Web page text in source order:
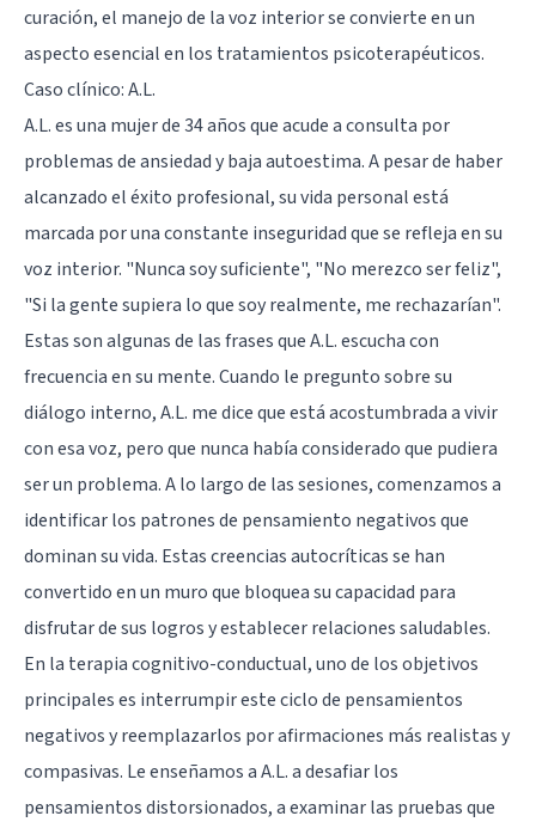
curación, el manejo de la voz interior se convierte en un
aspecto esencial en los tratamientos psicoterapéuticos.
Caso clínico: A.L.
A.L. es una mujer de 34 años que acude a consulta por
problemas de ansiedad y baja autoestima. A pesar de haber
alcanzado el éxito profesional, su vida personal está
marcada por una constante inseguridad que se refleja en su
voz interior. "Nunca soy suficiente", "No merezco ser feliz",
"Si la gente supiera lo que soy realmente, me rechazarían".
Estas son algunas de las frases que A.L. escucha con
frecuencia en su mente. Cuando le pregunto sobre su
diálogo interno, A.L. me dice que está acostumbrada a vivir
con esa voz, pero que nunca había considerado que pudiera
ser un problema. A lo largo de las sesiones, comenzamos a
identificar los patrones de pensamiento negativos que
dominan su vida. Estas creencias autocríticas se han
convertido en un muro que bloquea su capacidad para
disfrutar de sus logros y establecer relaciones saludables.
En la terapia cognitivo-conductual, uno de los objetivos
principales es interrumpir este ciclo de pensamientos
negativos y reemplazarlos por afirmaciones más realistas y
compasivas. Le enseñamos a A.L. a desafiar los
pensamientos distorsionados, a examinar las pruebas que